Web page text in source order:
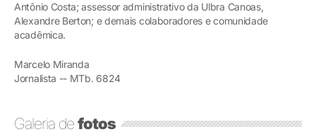
Antônio Costa; assessor administrativo da Ulbra Canoas,
Alexandre Berton; e demais colaboradores e comunidade
acadêmica.
Marcelo Miranda
Jornalista -- MTb. 6824
Galeria defotos